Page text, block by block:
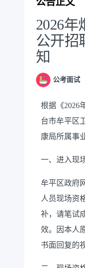
2026
公开招
知
公考面试
根据《2026
台市牟平区
康局所属事
一、进入现
牟平区政府
人员现场资
补，请笔试
效。因本人
书面回复的